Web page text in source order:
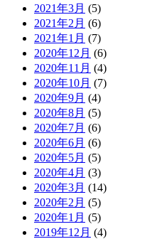
2021年3月 (5)
2021年2月 (6)
2021年1月 (7)
2020年12月 (6)
2020年11月 (4)
2020年10月 (7)
2020年9月 (4)
2020年8月 (5)
2020年7月 (6)
2020年6月 (6)
2020年5月 (5)
2020年4月 (3)
2020年3月 (14)
2020年2月 (5)
2020年1月 (5)
2019年12月 (4)